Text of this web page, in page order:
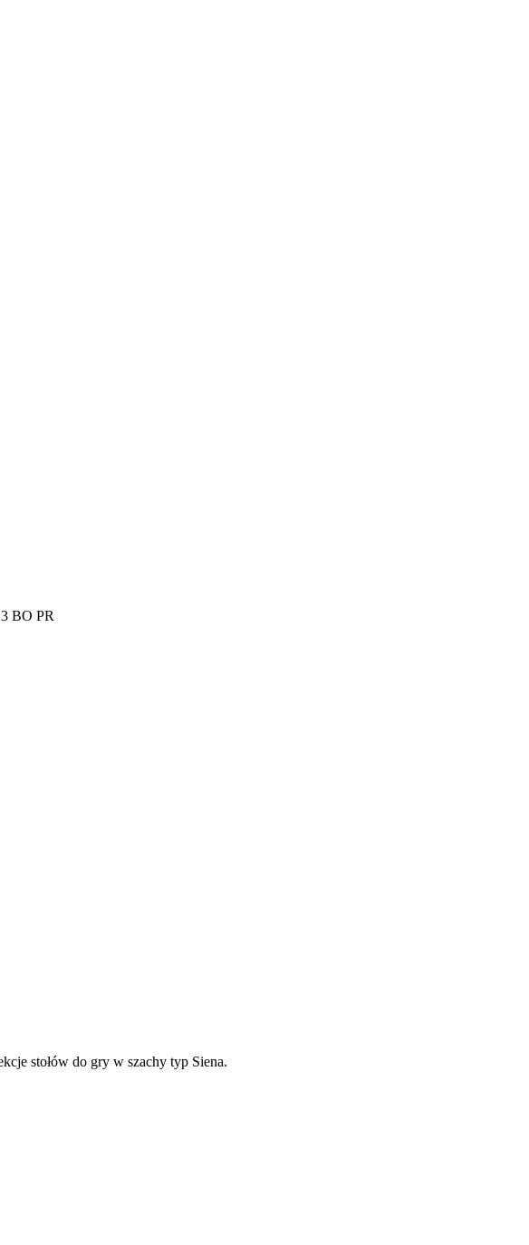
BO PR
stołów do gry w szachy typ Siena.